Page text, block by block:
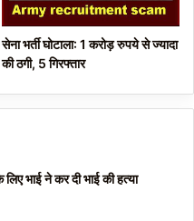
सेना भर्ती घोटाला: 1 करोड़ रुपये से ज्यादा
की ठगी, 5 गिरफ्तार
भाई ने कर दी भाई की हत्या